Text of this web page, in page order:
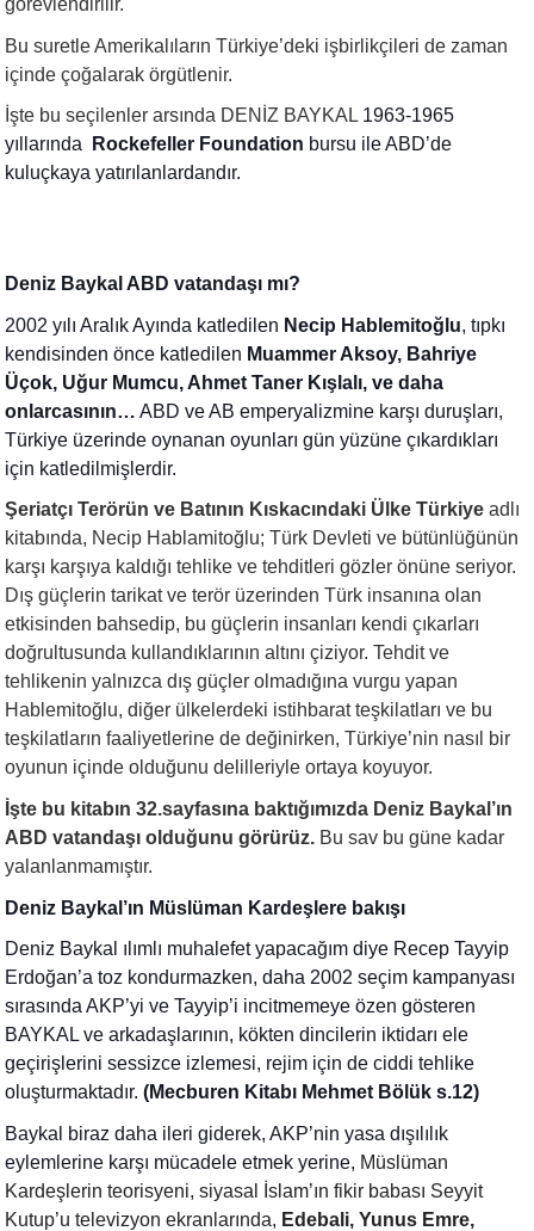
görevlendirilir.
Bu suretle Amerikalıların Türkiye’deki işbirlikçileri de zaman
içinde çoğalarak örgütlenir.
İşte bu seçilenler arsında DENİZ BAYKAL 1963-1965
yıllarında
Rockefeller Foundation bursu ile ABD’de
kuluçkaya yatırılanlardandır.
Deniz Baykal ABD vatandaşı mı?
2002 yılı Aralık Ayında katledilen Necip Hablemitoğlu, tıpkı
kendisinden önce katledilen Muammer Aksoy, Bahriye
Üçok, Uğur Mumcu, Ahmet Taner Kışlalı, ve daha
onlarcasının… ABD ve AB emperyalizmine karşı duruşları,
Türkiye üzerinde oynanan oyunları gün yüzüne çıkardıkları
için katledilmişlerdir.
Şeriatçı Terörün ve Batının Kıskacındaki Ülke Türkiye adlı
kitabında, Necip Hablamitoğlu; Türk Devleti ve bütünlüğünün
karşı karşıya kaldığı tehlike ve tehditleri gözler önüne seriyor.
Dış güçlerin tarikat ve terör üzerinden Türk insanına olan
etkisinden bahsedip, bu güçlerin insanları kendi çıkarları
doğrultusunda kullandıklarının altını çiziyor. Tehdit ve
tehlikenin yalnızca dış güçler olmadığına vurgu yapan
Hablemitoğlu, diğer ülkelerdeki istihbarat teşkilatları ve bu
teşkilatların faaliyetlerine de değinirken, Türkiye’nin nasıl bir
oyunun içinde olduğunu delilleriyle ortaya koyuyor.
İşte bu kitabın 32.sayfasına baktığımızda Deniz Baykal’ın
ABD vatandaşı olduğunu görürüz. Bu sav bu güne kadar
yalanlanmamıştır.
Deniz Baykal’ın Müslüman Kardeşlere bakışı
Deniz Baykal ılımlı muhalefet yapacağım diye Recep Tayyip
Erdoğan’a toz kondurmazken, daha 2002 seçim kampanyası
sırasında AKP’yi ve Tayyip’i incitmemeye özen gösteren
BAYKAL ve arkadaşlarının, kökten dincilerin iktidarı ele
geçirişlerini sessizce izlemesi, rejim için de ciddi tehlike
oluşturmaktadır.(Mecburen Kitabı Mehmet Bölük s.12)
Baykal biraz daha ileri giderek, AKP’nin yasa dışılılık
eylemlerine karşı mücadele etmek yerine, Müslüman
Kardeşlerin teorisyeni, siyasal İslam’ın fikir babası Seyyit
Kutup’u televizyon ekranlarında, Edebali, Yunus Emre,